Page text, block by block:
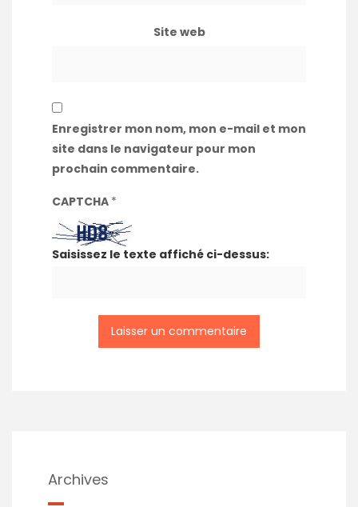
Site web
Enregistrer mon nom, mon e-mail et mon
site dans le navigateur pour mon
prochain commentaire.
CAPTCHA *
Saisissez le texte affiché ci-dessus:
Archives